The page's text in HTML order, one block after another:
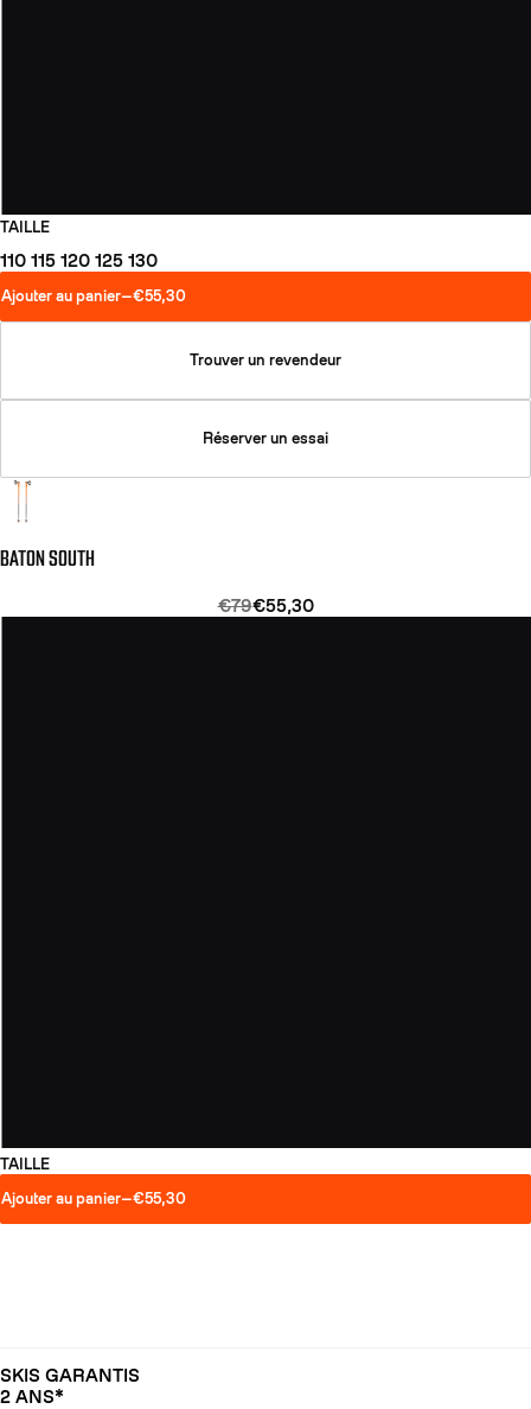
TAILLE
110 115 120 125 130
Ajouter au panier—€55,30
Trouver un revendeur
Réserver un essai
BATON SOUTH
€79€55,30
TAILLE
Ajouter au panier—€55,30
SKIS GARANTIS
2 ANS*